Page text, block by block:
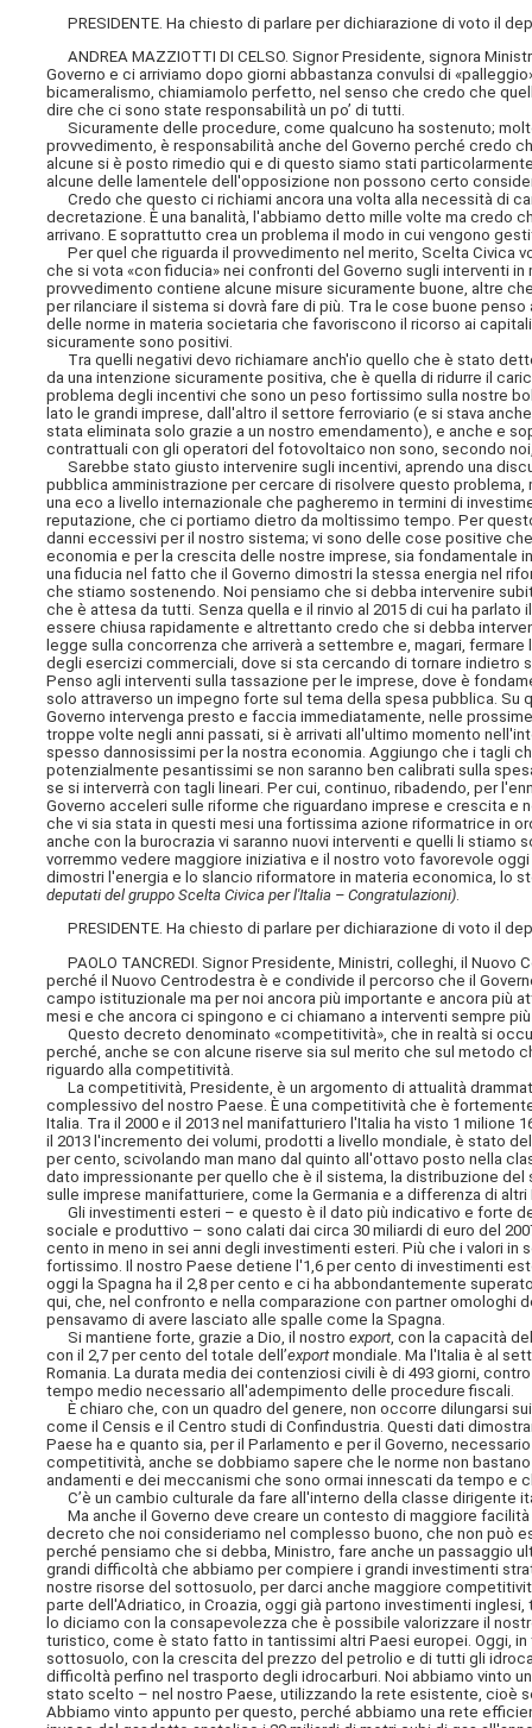
PRESIDENTE. Ha chiesto di parlare per dichiarazione di voto il
ANDREA MAZZIOTTI DI CELSO. Signor Presidente, signora
Governo e ci arriviamo dopo giorni abbastanza convulsi di
bicameralismo, chiamiamolo perfetto, nel senso che credo che
dire che ci sono state responsabilità un po’ di tutti.
Sicuramente delle procedure, come qualcuno ha sostenuto;
provvedimento, è responsabilità anche del Governo perché credo
alcune si è posto rimedio qui e di questo siamo stati
alcune delle lamentele dell'opposizione non possono certo
Credo che questo ci richiami ancora una volta alla necessità di
decretazione. È una banalità, l'abbiamo detto mille volte ma credo
arrivano. E soprattutto crea un problema il modo in cui vengono
Per quel che riguarda il provvedimento nel merito, Scelta Civica
che si vota «con fiducia» nei confronti del Governo sugli interventi
provvedimento contiene alcune misure sicuramente buone, altre
per rilanciare il sistema si dovrà fare di più. Tra le cose buone
delle norme in materia societaria che favoriscono il ricorso ai
sicuramente sono positivi.
Tra quelli negativi devo richiamare anch'io quello che è stato
da una intenzione sicuramente positiva, che è quella di ridurre il
problema degli incentivi che sono un peso fortissimo sulla nostre
lato le grandi imprese, dall'altro il settore ferroviario (e si stava
stata eliminata solo grazie a un nostro emendamento), e anche e
contrattuali con gli operatori del fotovoltaico non sono, secondo
Sarebbe stato giusto intervenire sugli incentivi, aprendo una
pubblica amministrazione per cercare di risolvere questo
una eco a livello internazionale che pagheremo in termini di
reputazione, che ci portiamo dietro da moltissimo tempo. Per
danni eccessivi per il nostro sistema; vi sono delle cose positive
economia e per la crescita delle nostre imprese, sia fondamentale
una fiducia nel fatto che il Governo dimostri la stessa energia nel
che stiamo sostenendo. Noi pensiamo che si debba intervenire
che è attesa da tutti. Senza quella e il rinvio al 2015 di cui ha
essere chiusa rapidamente e altrettanto credo che si debba
legge sulla concorrenza che arriverà a settembre e, magari,
degli esercizi commerciali, dove si sta cercando di tornare
Penso agli interventi sulla tassazione per le imprese, dove è
solo attraverso un impegno forte sul tema della spesa pubblica.
Governo intervenga presto e faccia immediatamente, nelle
troppe volte negli anni passati, si è arrivati all'ultimo momento
spesso dannosissimi per la nostra economia. Aggiungo che i tagli
potenzialmente pesantissimi se non saranno ben calibrati sulla
se si interverrà con tagli lineari. Per cui, continuo, ribadendo, per
Governo acceleri sulle riforme che riguardano imprese e crescita
che vi sia stata in questi mesi una fortissima azione riformatrice in
anche con la burocrazia vi saranno nuovi interventi e quelli li
vorremmo vedere maggiore iniziativa e il nostro voto favorevole
dimostri l'energia e lo slancio riformatore in materia economica,
deputati del gruppo Scelta Civica per l'Italia – Congratulazioni).
PRESIDENTE. Ha chiesto di parlare per dichiarazione di voto il
PAOLO TANCREDI. Signor Presidente, Ministri, colleghi, il
perché il NuovoCentrodestra è e condivide il percorso che il
campo istituzionale ma per noi ancora più importante e ancora
mesi e che ancora ci spingono e ci chiamano a interventi sempre
Questo decreto denominato «competitività», che in realtà si
perché, anche se con alcune riserve sia sul merito che sul metodo
riguardo alla competitività.
La competitività, Presidente, è un argomento di attualità
complessivo del nostro Paese. È una competitività che è
Italia. Tra il 2000 e il 2013 nel manifatturiero l'Italia ha visto 1
il 2013 l'incremento dei volumi, prodotti a livello mondiale, è stato
per cento, scivolando man mano dal quinto all'ottavo posto nella
dato impressionante per quello che è il sistema, la distribuzione
sulle imprese manifatturiere, come la Germania e a differenza di altri
Gli investimenti esteri – e questo è il dato più indicativo e forte
sociale e produttivo – sono calati dai circa 30 miliardi di euro del
cento in meno in sei anni degli investimenti esteri. Più che i valori
fortissimo. Il nostro Paese detiene l'1,6 per cento di investimenti
oggi la Spagna ha il 2,8 per cento e ci ha abbondantemente
qui, che, nel confronto e nella comparazione con partner omologhi
pensavamo di avere lasciato alle spalle come la Spagna.
Si mantiene forte, grazie a Dio, il nostroexport, con la capacità
con il 2,7 per cento del totale dell’exportmondiale. Ma l'Italia è al
Romania. La durata media dei contenziosi civili è di 493 giorni,
tempo medio necessario all'adempimento delle procedure fiscali.
È chiaro che, con un quadro del genere, non occorre dilungarsi
come il Censis e il Centro studi di Confindustria. Questi dati
Paese ha e quanto sia, per il Parlamento e per il Governo,
competitività, anche se dobbiamo sapere che le norme non
andamenti e dei meccanismi che sono ormai innescati da tempo e
C’è un cambio culturale da fare all'interno della classe dirigente
Ma anche il Governo deve creare un contesto di maggiore
decreto che noi consideriamo nel complesso buono, che non può
perché pensiamo che si debba, Ministro, fare anche un passaggio
grandi difficoltà che abbiamo per compiere i grandi investimenti
nostre risorse del sottosuolo, per darci anche maggiore
parte dell'Adriatico, in Croazia, oggi già partono investimenti
lo diciamo con la consapevolezza che è possibile valorizzare il
turistico, come è stato fatto in tantissimi altri Paesi europei. Oggi,
sottosuolo, con la crescita del prezzo del petrolio e di tutti gli
difficoltà perfino nel trasporto degli idrocarburi. Noi abbiamo vinto
stato scelto – nel nostro Paese, utilizzando la rete esistente, cioè
Abbiamo vinto appunto per questo, perché abbiamo una rete